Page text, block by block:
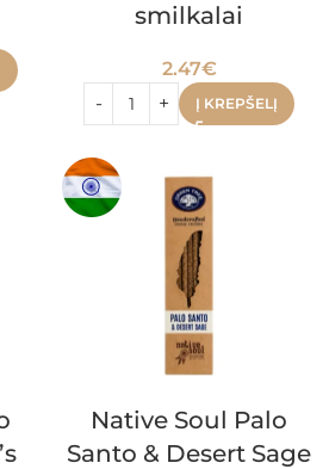
smilkalai
2.47€
Į KREPŠELĮ
Native Soul Palo
Santo & Desert Sage